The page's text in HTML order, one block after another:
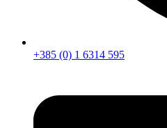
+385 (0) 1 6314 595